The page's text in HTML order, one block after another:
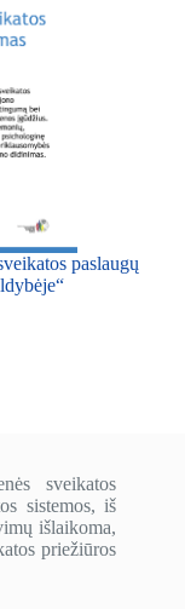
paslaugų
sveikatos
sistemos, iš
išlaikoma,
priežiūros